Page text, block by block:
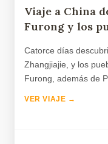
Viaje a China
Furong y los
Catorce días
Zhangjiajie, y los
Furong, además de
VER VIAJE →